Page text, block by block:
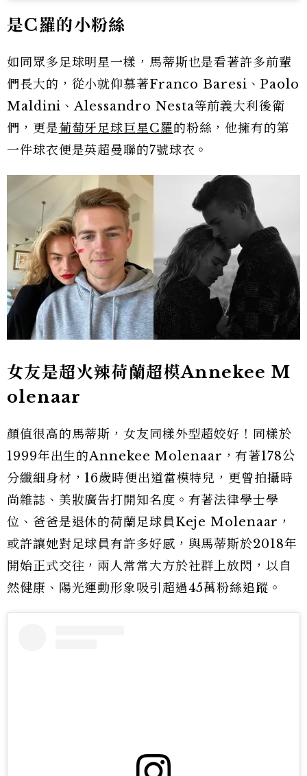
是C羅的小粉絲
如同眾多足球明星一樣，馬蒂斯也是看著許多前輩
們長大的，從小就仰慕著Franco Baresi、Paolo
Maldini、Alessandro Nesta等前義大利後衛
們，更是葡萄牙足球巨星C羅的粉絲，他擁有的第
一件球衣便是英超曼聯的7號球衣。
女友是超火辣荷蘭超模Annekee M
olenaar
顏值很高的馬蒂斯，女友同樣外型超姣好！同樣於
1999年出生的Annekee Molenaar，有著178公
分纖細身材，16歲時便出道當模特兒，更曾拍攝時
尚雜誌、美妝廣告打開知名度。有著法律學士學
位、爸爸是退休的荷蘭足球員Keje Molenaar，
或許讓她對足球員有許多好感，與馬蒂斯於2018年
開始正式交往，兩人常常大方於社群上放閃，以自
然健康、陽光運動形象吸引超過45萬粉絲追蹤。